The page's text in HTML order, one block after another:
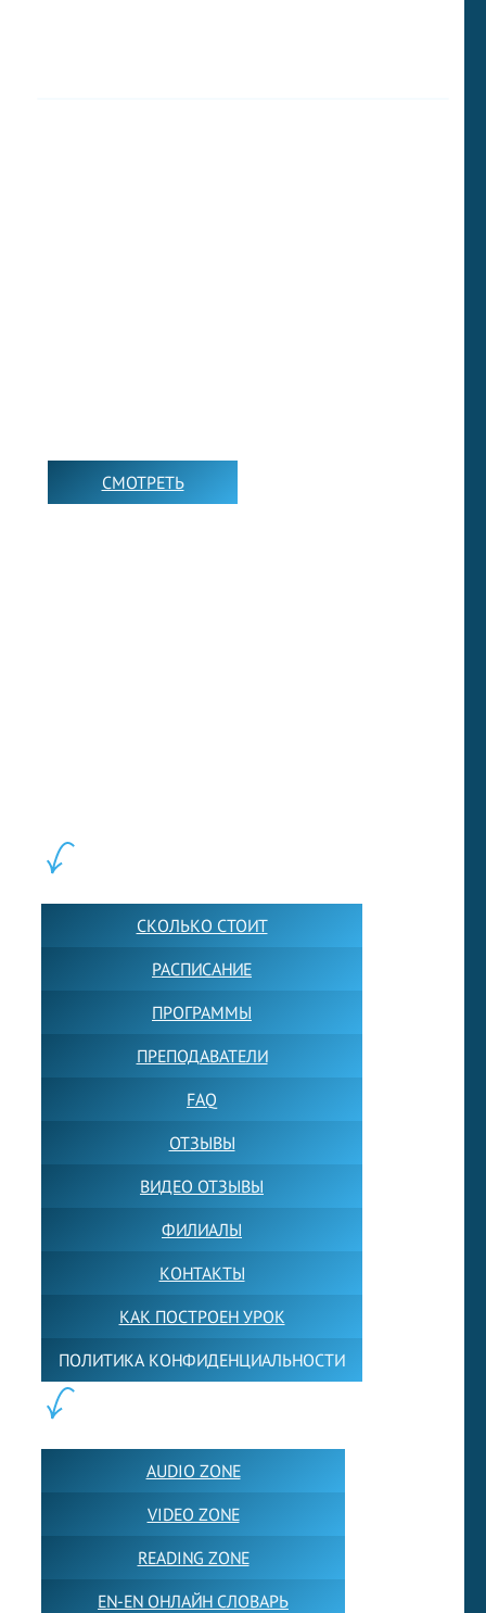
СМОТРЕТЬ
СКОЛЬКО СТОИТ
РАСПИСАНИЕ
ПРОГРАММЫ
ПРЕПОДАВАТЕЛИ
FAQ
ОТЗЫВЫ
ВИДЕО ОТЗЫВЫ
ФИЛИАЛЫ
КОНТАКТЫ
КАК ПОСТРОЕН УРОК
ПОЛИТИКА КОНФИДЕНЦИАЛЬНОСТИ
AUDIO ZONE
VIDEO ZONE
READING ZONE
EN-EN ОНЛАЙН СЛОВАРЬ